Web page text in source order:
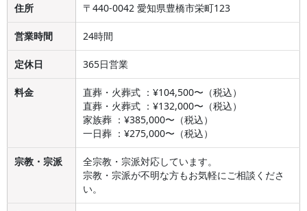
住所 〒440-0042 愛知県豊橋市栄町123
営業時間 24時間
定休日 365日営業
料金
直葬・火葬式 ：¥104,500〜（税込）
直葬・火葬式 ：¥132,000〜（税込）
家族葬 ：¥385,000〜（税込）
一日葬 ：¥275,000〜（税込）
宗教・宗派
全宗教・宗派対応しています。
宗教・宗派が不明な方もお気軽にご相談くださ
い。